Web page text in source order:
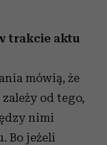
trakcie aktu
mówią, że
od tego,
nimi
Bo jeżeli